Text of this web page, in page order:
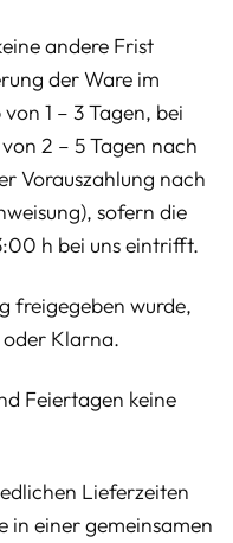
andere Frist
der Ware im
1 – 3 Tagen, bei
2 – 5 Tagen nach
Vorauszahlung nach
sofern die
h bei uns eintrifft.
freigegeben wurde,
Klarna.
Feiertagen keine
Lieferzeiten
in einer gemeinsamen